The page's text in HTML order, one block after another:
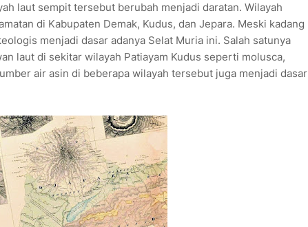
laut sempit tersebut berubah menjadi daratan. Wilayah
di Kabupaten Demak, Kudus, dan Jepara. Meski kadang
menjadi dasar adanya Selat Muria ini. Salah satunya
laut di sekitar wilayah Patiayam Kudus seperti molusca,
air asin di beberapa wilayah tersebut juga menjadi dasar